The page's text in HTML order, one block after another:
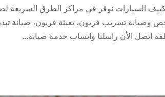
السيارات نوفر في مراكز الطرق السريعة
وصيانة تسريب فريون، تعبئة فريون، صيانة
اتصل الأن راسلنا واتساب خدمة صيانة...